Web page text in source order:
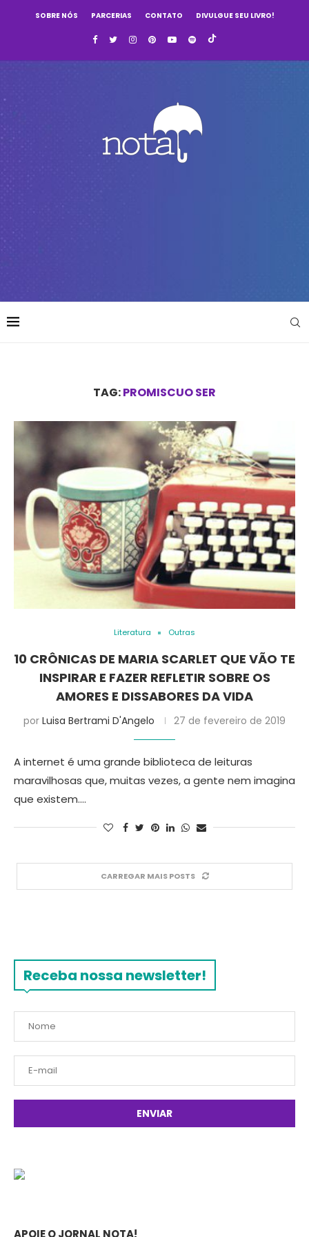
SOBRE NÓS PARCERIAS CONTATO DIVULGUE SEU LIVRO!
TAG:PROMISCUO SER
Literatura Outras
10 CRÔNICAS DE MARIA SCARLET QUE VÃO TE
INSPIRAR E FAZER REFLETIR SOBRE OS
AMORES E DISSABORES DA VIDA
por Luisa Bertrami D'Angelo 27 de fevereiro de 2019
A internet é uma grande biblioteca de leituras
maravilhosas que, muitas vezes, a gente nem imagina
que existem.…
CARREGAR MAIS POSTS
Receba nossa newsletter!
APOIE O JORNAL NOTA!